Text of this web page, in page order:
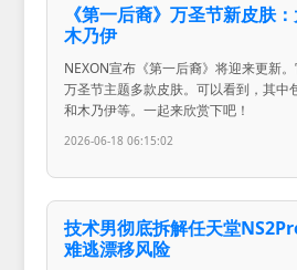
《第一后裔》万圣节新皮肤
木乃伊
NEXON宣布《第一后裔》将迎来更新
万圣节主题多款皮肤。可以看到，其中
和木乃伊等。一起来欣赏下吧！
2026-06-18 06:15:02
技术男彻底拆解任天堂
难逃漂移风险